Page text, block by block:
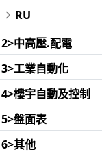
RU
2>中高壓.配電
3>工業自動化
4>樓宇自動及控制
5>盤面表
6>其他